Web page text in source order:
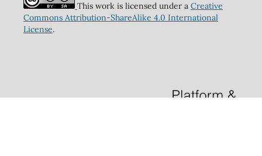
This work is licensed under a Creative
Commons Attribution-ShareAlike 4.0 International
License.